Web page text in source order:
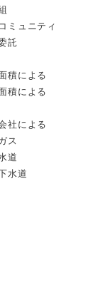
ュニティ
託
による
積による
による
道